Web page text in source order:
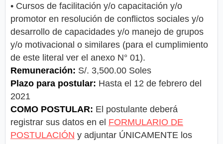
• Cursos de facilitación y/o capacitación y/o
promotor en resolución de conflictos sociales y/o
desarrollo de capacidades y/o manejo de grupos
y/o motivacional o similares (para el cumplimiento
de este literal ver el anexo N° 01).
Remuneración: S/. 3,500.00 Soles
Plazo para postular: Hasta el 12 de febrero del
2021
COMO POSTULAR: El postulante deberá
registrar sus datos en el FORMULARIO DE
POSTULACIÓN y adjuntar ÚNICAMENTE los